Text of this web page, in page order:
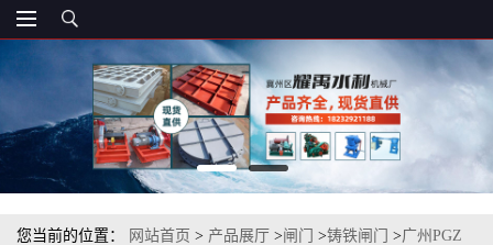
您当前的位置： 网站首页 > 产品展厅 >闸门 >铸铁闸门 >广州PGZ